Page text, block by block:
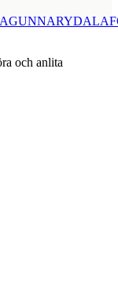
AGUNNARYD
och anlita